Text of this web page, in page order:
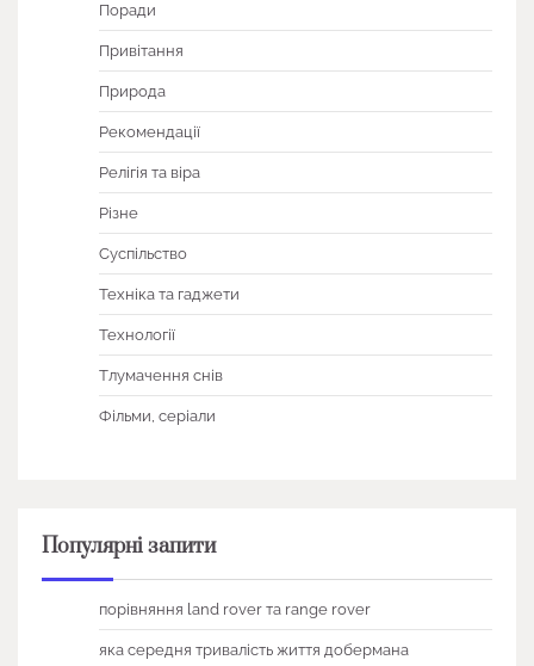
Поради
Привітання
Природа
Рекомендації
Релігія та віра
Різне
Суспільство
Техніка та гаджети
Технології
Тлумачення снів
Фільми, серіали
Популярні запити
порівняння land rover та range rover
яка середня тривалість життя добермана